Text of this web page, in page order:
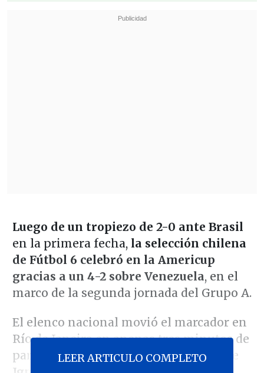
Luego de un tropiezo de 2-0 ante Brasil
en la primera fecha, la selección chilena
de Fútbol 6 celebró en la Americup
gracias a un 4-2 sobre Venezuela, en el
marco de la segunda jornada del Grupo A.
El elenco nacional movió el marcador en
Río de Janeiro en apenas tres minutos de
partido, gracias a un fuerte zapatazo de
LEER ARTICULO COMPLETO